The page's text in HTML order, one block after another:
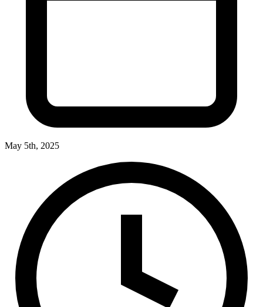
May 5th, 2025